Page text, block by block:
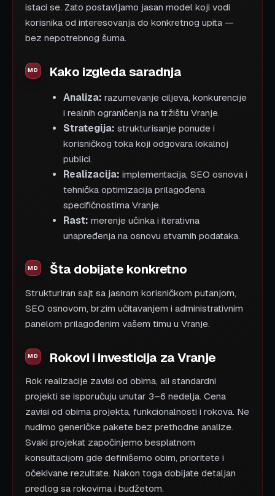
istaci se. Zato postavljamo jasan model koji vodi
korisnika od interesovanja do konkretnog upita —
bez nepotrebnog šuma.
Kako izgleda saradnja
Analiza: razumevanje ciljeva, konkurencije
i realnih ograničenja na tržištu Vranje.
Strategija: strukturisanje ponude i
korisničkog toka koji odgovara lokalnoj
publici.
Realizacija: implementacija, SEO osnova i
tehnička optimizacija prilagođena
specifičnostima Vranje.
Rast: merenje učinka i iterativna
unapređenja na osnovu stvarnih podataka.
Šta dobijate konkretno
Strukturiran sajt sa jasnom korisničkom putanjom,
SEO osnovom, brzim učitavanjem i administrativnim
panelom prilagođenim vašem timu u Vranje.
Rokovi i investicija za Vranje
Rok realizacije zavisi od obima, ali standardni
projekti se isporučuju unutar 3–6 nedelja. Cena
zavisi od obima projekta, funkcionalnosti i rokova. Ne
nudimo generičke pakete bez prethodne analize.
Svaki projekat započinjemo besplatnom
konsultacijom gde definišemo obim, prioritete i
očekivane rezultate. Nakon toga dobijate detaljan
predlog sa rokovima i budžetom.